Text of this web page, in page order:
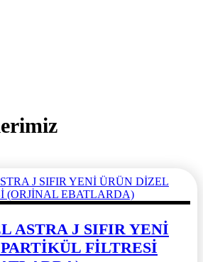
ASTRA J SIFIR YENİ
FİLTRESİ